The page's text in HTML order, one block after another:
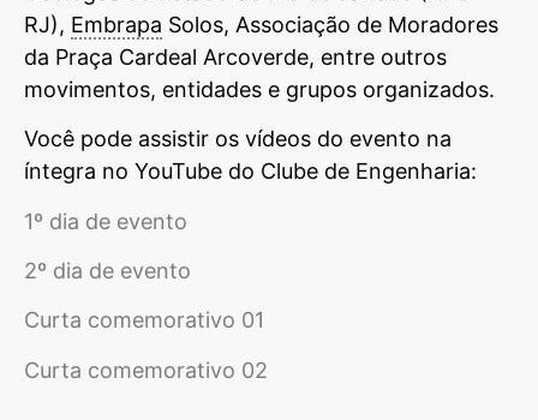
RJ), Embrapa Solos, Associação de Moradores
da Praça Cardeal Arcoverde, entre outros
movimentos, entidades e grupos organizados.
Você pode assistir os vídeos do evento na
íntegra no YouTube do Clube de Engenharia:
1º dia de evento
2º dia de evento
Curta comemorativo 01
Curta comemorativo 02